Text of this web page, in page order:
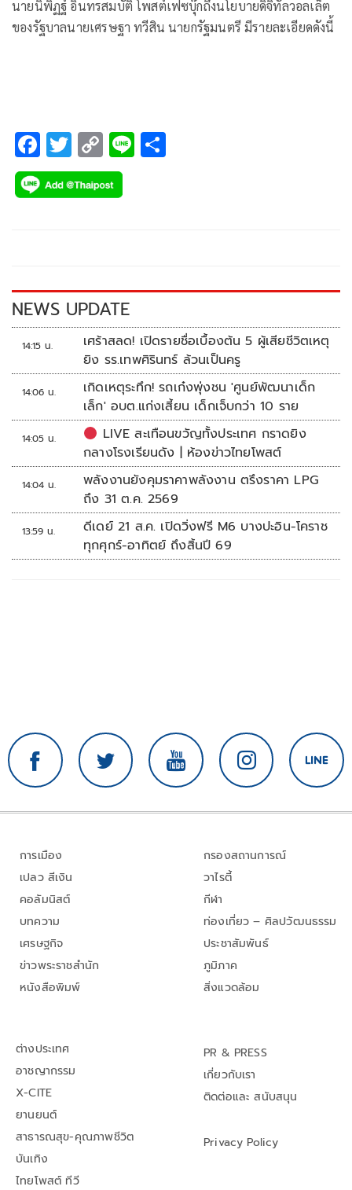
นายนิพิฏฐ์ อินทรสมบัติ โพสต์เฟซบุ๊กถึงนโยบายดิจิทัลวอลเล็ต
ของรัฐบาลนายเศรษฐา ทวีสิน นายกรัฐมนตรี มีรายละเอียดดังนี้
F
ac
e
k
T
wi
tt
C
o
p
k
Li
NEWS UPDATE
14:15 น.
เศร้าสลด! เปิดรายชื่อเบื้องต้น 5 ผู้เสียชีวิตเหตุ
ยิง รร.เทพศิรินทร์ ล้วนเป็นครู
14:06 น.
เกิดเหตุระทึก! รถเก๋งพุ่งชน 'ศูนย์พัฒนาเด็ก
เล็ก' อบต.แก่งเสี้ยน เด็กเจ็บกว่า 10 ราย
14:05 น.
LIVE สะเทือนขวัญทั้งประเทศ กราดยิง
กลางโรงเรียนดัง | ห้องข่าวไทยโพสต์
14:04 น.
พลังงานยังคุมราคาพลังงาน ตรึงราคา LPG
ถึง 31 ต.ค. 2569
13:59 น.
ดีเดย์ 21 ส.ค. เปิดวิ่งฟรี M6 บางปะอิน-โคราช
ทุกศุกร์-อาทิตย์ ถึงสิ้นปี 69
การเมือง
เปลว สีเงิน
คอลัมนิสต์
บทความ
เศรษฐกิจ
ข่าวพระราชสำนัก
หนังสือพิมพ์
กรองสถานการณ์
วาไรตี้
กีฬา
ท่องเที่ยว – ศิลปวัฒนธรรม
ประชาสัมพันธ์
ภูมิภาค
สิ่งแวดล้อม
ต่างประเทศ
อาชญากรรม
X-CITE
ยานยนต์
สาธารณสุข-คุณภาพชีวิต
บันเทิง
ไทยโพสต์ ทีวี
PR & PRESS
เกี่ยวกับเรา
ติดต่อและ สนับสนุน
Privacy Policy